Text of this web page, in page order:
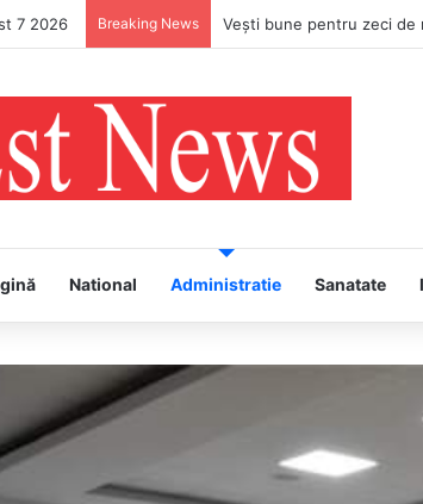
7 2026 Breaking News PS Ignatie va întâmpina,
National Administratie Sanatate